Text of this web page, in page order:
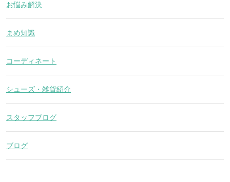
お悩み解決
まめ知識
コーディネート
シューズ・雑貨紹介
スタッフブログ
ブログ